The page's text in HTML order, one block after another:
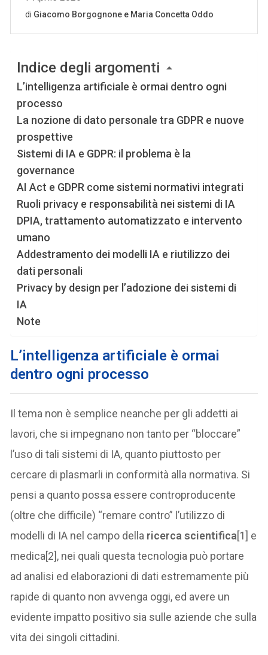
Indice degli argomenti
L’intelligenza artificiale è ormai dentro ogni
processo
La nozione di dato personale tra GDPR e nuove
prospettive
Sistemi di IA e GDPR: il problema è la
governance
AI Act e GDPR come sistemi normativi integrati
Ruoli privacy e responsabilità nei sistemi di IA
DPIA, trattamento automatizzato e intervento
umano
Addestramento dei modelli IA e riutilizzo dei
dati personali
Privacy by design per l’adozione dei sistemi di
IA
Note
L’intelligenza artificiale è ormai
dentro ogni processo
Il tema non è semplice neanche per gli addetti ai
lavori, che si impegnano non tanto per “bloccare”
l’uso di tali sistemi di IA, quanto piuttosto per
cercare di plasmarli in conformità alla normativa. Si
pensi a quanto possa essere controproducente
(oltre che difficile) “remare contro” l’utilizzo di
modelli di IA nel campo della ricerca scientifica[1] e
medica[2], nei quali questa tecnologia può portare
ad analisi ed elaborazioni di dati estremamente più
rapide di quanto non avvenga oggi, ed avere un
evidente impatto positivo sia sulle aziende che sulla
vita dei singoli cittadini.